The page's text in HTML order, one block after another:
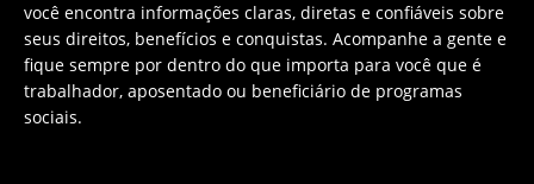
você encontra informações claras, diretas e confiáveis sobre
seus direitos, benefícios e conquistas. Acompanhe a gente e
fique sempre por dentro do que importa para você que é
trabalhador, aposentado ou beneficiário de programas
sociais.